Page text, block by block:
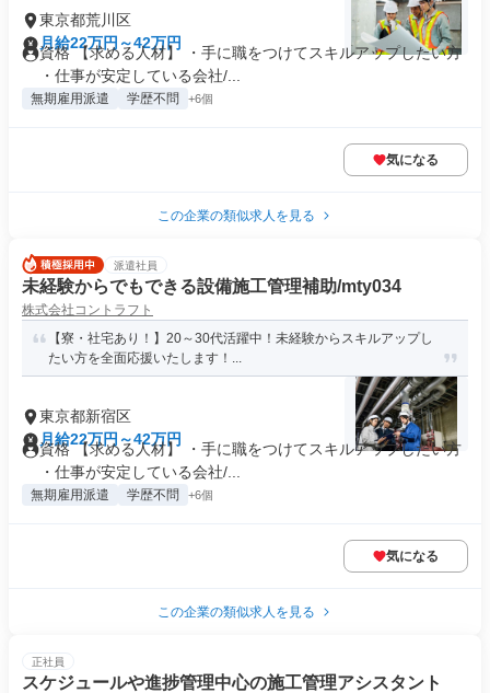
東京都荒川区
月給22万円～42万円
資格 【求める人材】 ・手に職をつけてスキルアップしたい方
・仕事が安定している会社/...
無期雇用派遣 学歴不問 +6個
気になる
この企業の類似求人を見る
派遣社員
未経験からでもできる設備施工管理補助/mty034
株式会社コントラフト
【寮・社宅あり！】20～30代活躍中！未経験からスキルアップし
たい方を全面応援いたします！...
東京都新宿区
月給22万円～42万円
資格 【求める人材】 ・手に職をつけてスキルアップしたい方
・仕事が安定している会社/...
無期雇用派遣 学歴不問 +6個
気になる
この企業の類似求人を見る
正社員
スケジュールや進捗管理中心の施工管理アシスタント